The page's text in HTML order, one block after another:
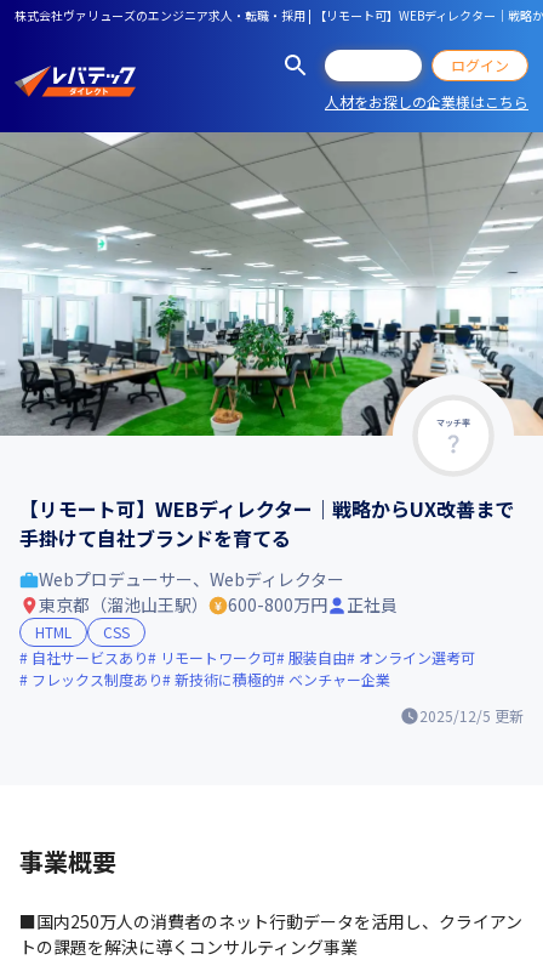
株式会社ヴァリューズのエンジニア求人・転職・採用 | 【リモート可】WEBディレクター｜戦略
ログイン
人材をお探しの企業様はこちら
マッチ率
【リモート可】WEBディレクター｜戦略からUX改善まで
手掛けて自社ブランドを育てる
2025/12/5 更新
Webプロデューサー、Webディレクター
東京都（溜池山王駅）
600-800万円 正社員
HTML
CSS
自社サービスあり
リモートワーク可 服装自由
オンライン選考可
フレックス制度あり
新技術に積極的 ベンチャー企業
事業概要
■国内250万人の消費者のネット行動データを活用し、クライアン
トの課題を解決に導くコンサルティング事業